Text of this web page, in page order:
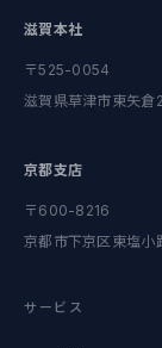
滋賀本社
〒525-0054
滋賀県草津市東矢
京都支店
〒600-8216
京都市下京区東塩
サービス